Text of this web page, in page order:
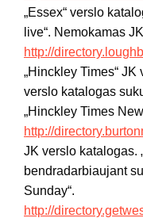
„Essex“ verslo
live“. Nemokamas
http://
„Hinckley Times“ JK
verslo katalogas
„Hinckley Times
http://
JK verslo katalogas.
bendradarbiaujant
Sunday“.
http://